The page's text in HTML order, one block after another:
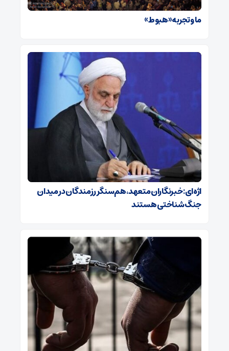
ما و تجربه «هبوط»
اژه‌ای: خبرنگاران متعهد، هم‌سنگر رزمندگان در میدان
جنگ شناختی هستند